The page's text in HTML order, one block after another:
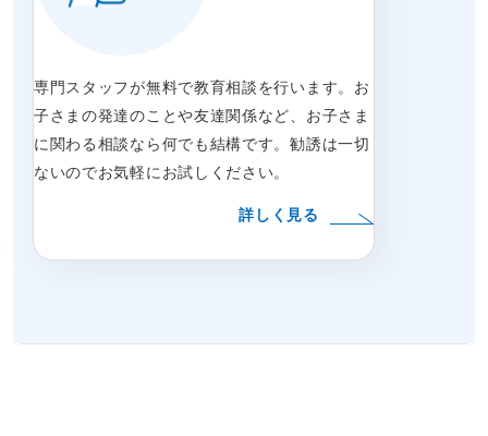
専門スタッフが無料で教育相談を行います。お
子さまの発達のことや友達関係など、お子さま
に関わる相談なら何でも結構です。勧誘は一切
ないのでお気軽にお試しください。
詳しく見る